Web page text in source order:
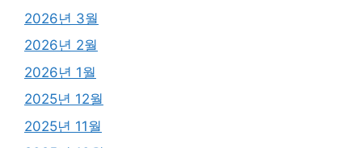
2026년 3월
2026년 2월
2026년 1월
2025년 12월
2025년 11월